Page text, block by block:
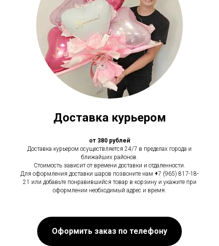
Доставка курьером
от 380 рублей
Доставка курьером осуществляется 24/7 в пределах города и
ближайших районов.
Стоимость зависит от времени доставки и отдаленности.
Для оформления доставки шаров позвоните нам +7 (965) 817-18-
21 или добавьте понравившийся товар в корзину и укажите при
оформлении необходимый адрес и время.
Оформить заказ по телефону